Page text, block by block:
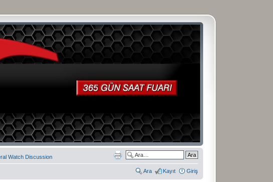
Watch Discussion
Ara Kayıt Giriş